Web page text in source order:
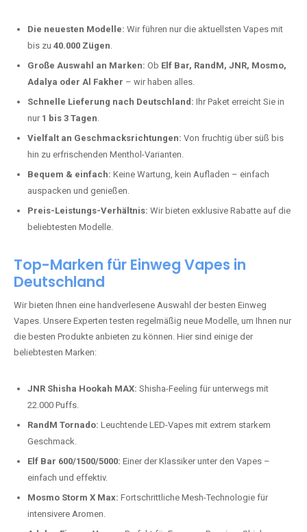
Die neuesten Modelle: Wir führen nur die aktuellsten Vapes mit
bis zu 40.000 Zügen.
Große Auswahl an Marken: Ob Elf Bar, RandM, JNR, Mosmo,
Adalya oder Al Fakher – wir haben alles.
Schnelle Lieferung nach Deutschland: Ihr Paket erreicht Sie in
nur 1 bis 3 Tagen.
Vielfalt an Geschmacksrichtungen: Von fruchtig über süß bis
hin zu erfrischenden Menthol-Varianten.
Bequem & einfach: Keine Wartung, kein Aufladen – einfach
auspacken und genießen.
Preis-Leistungs-Verhältnis: Wir bieten exklusive Rabatte auf die
beliebtesten Modelle.
Top-Marken für Einweg Vapes in
Deutschland
Wir bieten Ihnen eine handverlesene Auswahl der besten Einweg
Vapes. Unsere Experten testen regelmäßig neue Modelle, um Ihnen nur
die besten Produkte anbieten zu können. Hier sind einige der
beliebtesten Marken:
JNR Shisha Hookah MAX: Shisha-Feeling für unterwegs mit
22.000 Puffs.
RandM Tornado: Leuchtende LED-Vapes mit extrem starkem
Geschmack.
Elf Bar 600/1500/5000: Einer der Klassiker unter den Vapes –
einfach und effektiv.
Mosmo Storm X Max: Fortschrittliche Mesh-Technologie für
intensivere Aromen.